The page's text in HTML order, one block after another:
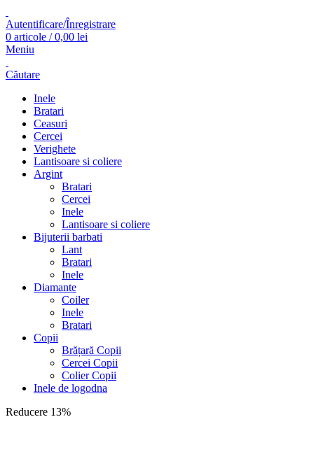
Autentificare/Înregistrare
0 articole / 0,00 lei
Meniu
Căutare
Inele
Bratari
Ceasuri
Cercei
Verighete
Lantisoare si coliere
Argint
Bratari
Cercei
Inele
Lantisoare si coliere
Bijuterii barbati
Lant
Bratari
Inele
Diamante
Coiler
Inele
Bratari
Copii
Brățară Copii
Cercei Copii
Colier Copii
Inele de logodna
Reducere 13%